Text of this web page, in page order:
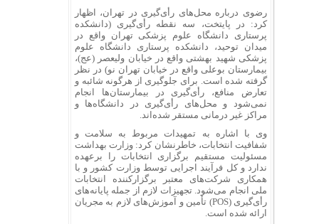
رضوی درباره محل‌های رأی‌گیری در تهران، اظهار
کرد: در پایتخت، سه نقطه رأی‌گیری (دانشکده
پرستاری دانشگاه علوم پزشکی تهران واقع در
میدان توحید، دانشکده پرستاری دانشگاه علوم
پزشکی شهید بهشتی واقع در خیابان ولیعصر (عج)،
بیمارستان بوعلی واقع در خیابان تهران نو) در نظر
گرفته شده است. برای جلوگیری از هرگونه شائبه و
تعارض منافع، رأی‌گیری در بیمارستان‌ها انجام
نمی‌شود و محل‌های رأی‌گیری در دانشگاه‌ها و
مراکز غیر درمانی مستقر شده‌اند.
وی با اشاره به تمهیدات مربوط به سلامت و
شفافیت انتخابات، خاطرنشان کرد: وزارت بهداشت
مسئولیت مستقیم برگزاری انتخابات را برعهده
ندارد و کل فرآیند اجرایی توسط وزارت کشور و با
همکاری شرکت‌های معتبر برگزارکننده انتخابات
ملی انجام می‌شود. تجهیزات لازم از جمله پایانه‌های
رأی‌گیری (POS) تأمین و آموزش‌های لازم به مجریان
ارائه شده است.